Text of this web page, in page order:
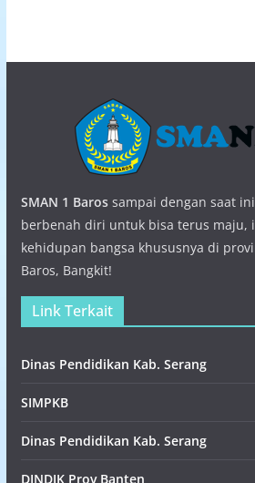
SMAN 1 Barossampai dengan saat
berbenah diri untuk bisa terus maju,
kehidupan bangsa khususnya di
Baros, Bangkit!
Link Terkait
Dinas Pendidikan Kab. Serang
SIMPKB
Dinas Pendidikan Kab. Serang
DINDIK Prov Banten